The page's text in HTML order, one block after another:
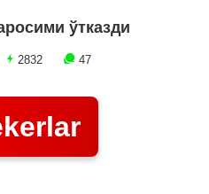
ўтказди
2832 47